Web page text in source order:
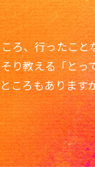
ろ、行ったこ
り教える「と
ころもありま